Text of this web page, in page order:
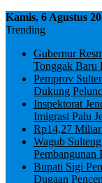
Kamis, 6 Agustus
Trending
Gubernur
Tonggak Baru
Pemprov
Dukung
Inspektorat
Imigrasi Palu
Rp14,27
Wagub
Pembangunan
Bupati Sigi
Dugaan